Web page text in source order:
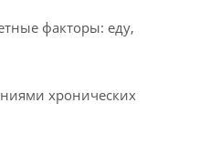
факторы: еду,
хронических